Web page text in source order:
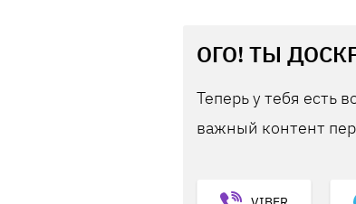
ОГО! ТЫ
Теперь у тебя есть
важный контент